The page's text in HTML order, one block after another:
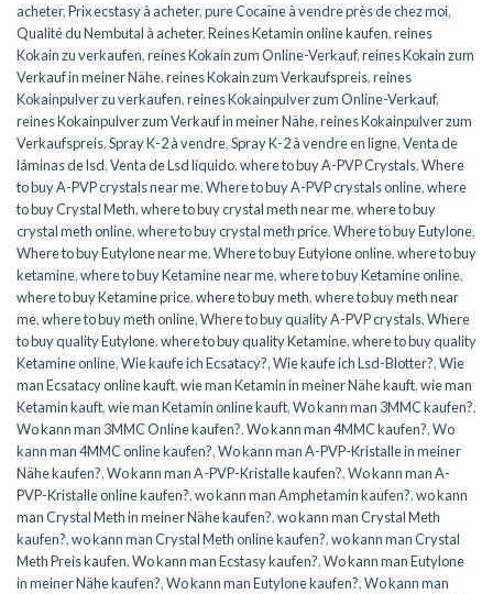
acheter,Prix ecstasy à acheter,pure Cocaïne à vendre près de chez moi,
Qualité du Nembutal à acheter,Reines Ketamin online kaufen,reines
Kokain zu verkaufen,reines Kokain zum Online-Verkauf,reines Kokain zum
Verkauf in meiner Nähe,reines Kokain zum Verkaufspreis,reines
Kokainpulver zu verkaufen,reines Kokainpulver zum Online-Verkauf,
reines Kokainpulver zum Verkauf in meiner Nähe,reines Kokainpulver zum
Verkaufspreis,Spray K-2 à vendre,Spray K-2 à vendre en ligne,Venta de
láminas de lsd,Venta de Lsd líquido,where to buy A-PVP Crystals,Where
to buy A-PVP crystals near me,Where to buy A-PVP crystals online,where
to buy Crystal Meth,where to buy crystal meth near me,where to buy
crystal meth online,where to buy crystal meth price,Where to buy Eutylone,
Where to buy Eutylone near me,Where to buy Eutylone online,where to buy
ketamine,where to buy Ketamine near me,where to buy Ketamine online,
where to buy Ketamine price,where to buy meth,where to buy meth near
me,where to buy meth online,Where to buy quality A-PVP crystals,Where
to buy quality Eutylone,where to buy quality Ketamine,where to buy quality
Ketamine online,Wie kaufe ich Ecsatacy?,Wie kaufe ich Lsd-Blotter?,Wie
man Ecsatacy online kauft,wie man Ketamin in meiner Nähe kauft,wie man
Ketamin kauft,wie man Ketamin online kauft,Wo kann man 3MMC kaufen?,
Wo kann man 3MMC Online kaufen?,Wo kann man 4MMC kaufen?,Wo
kann man 4MMC online kaufen?,Wo kann man A-PVP-Kristalle in meiner
Nähe kaufen?,Wo kann man A-PVP-Kristalle kaufen?,Wo kann man A-
PVP-Kristalle online kaufen?,wo kann man Amphetamin kaufen?,wo kann
man Crystal Meth in meiner Nähe kaufen?,wo kann man Crystal Meth
kaufen?,wo kann man Crystal Meth online kaufen?,wo kann man Crystal
Meth Preis kaufen,Wo kann man Ecstasy kaufen?,Wo kann man Eutylone
in meiner Nähe kaufen?,Wo kann man Eutylone kaufen?,Wo kann man